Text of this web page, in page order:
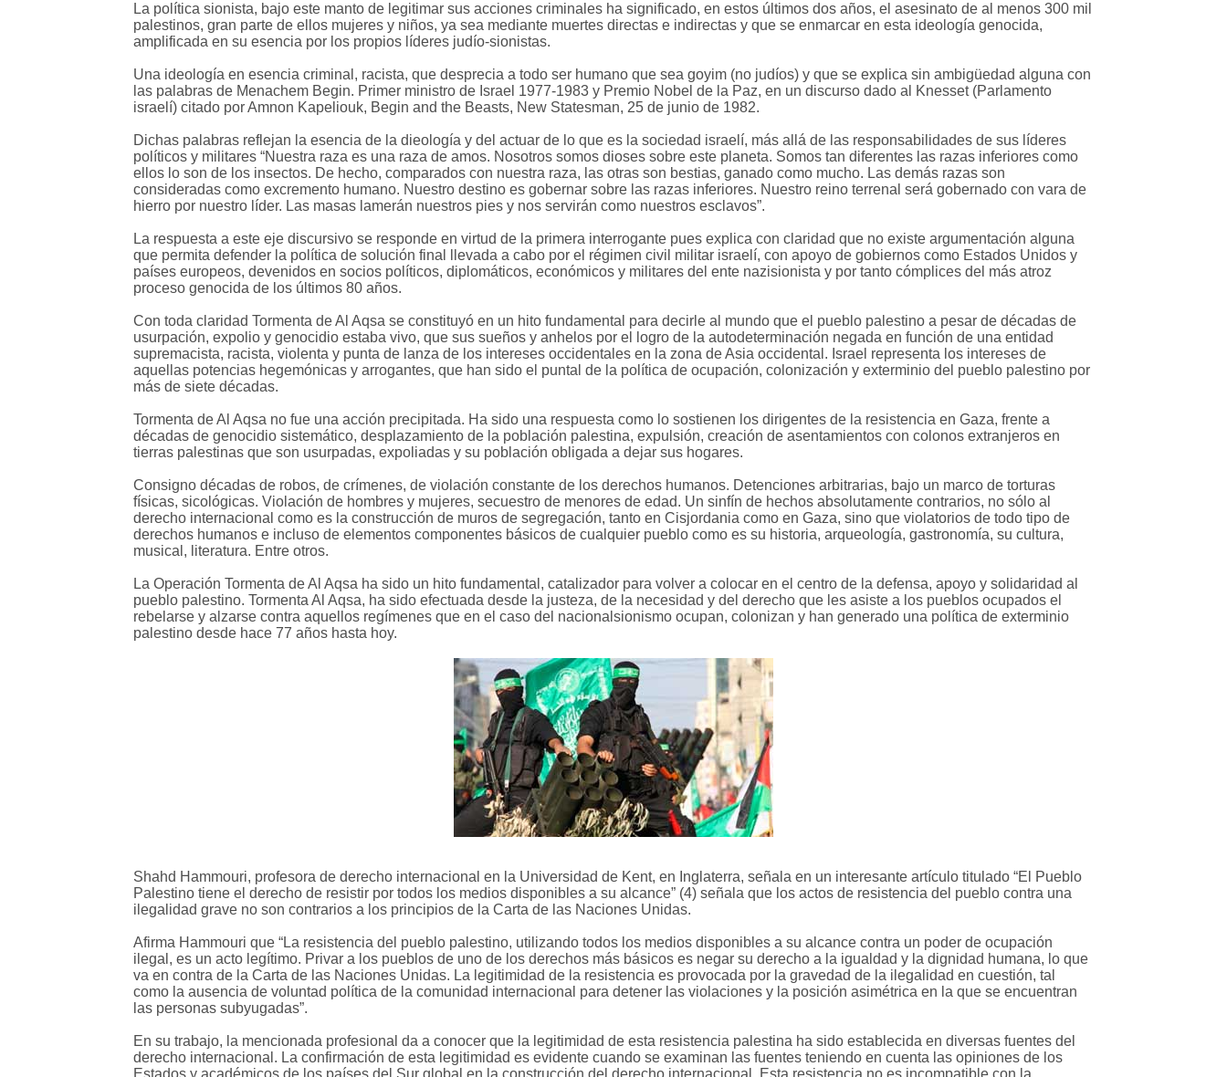
La política sionista, bajo este manto de legitimar sus acciones criminales ha significado, en estos últimos dos años, el asesinato de al menos 300 mil
palestinos, gran parte de ellos mujeres y niños, ya sea mediante muertes directas e indirectas y que se enmarcar en esta ideología genocida,
amplificada en su esencia por los propios líderes judío-sionistas.
Una ideología en esencia criminal, racista, que desprecia a todo ser humano que sea goyim (no judíos) y que se explica sin ambigüedad alguna con
las palabras de Menachem Begin. Primer ministro de Israel 1977-1983 y Premio Nobel de la Paz, en un discurso dado al Knesset (Parlamento
israelí) citado por Amnon Kapeliouk, Begin and the Beasts, New Statesman, 25 de junio de 1982.
Dichas palabras reflejan la esencia de la dieología y del actuar de lo que es la sociedad israelí, más allá de las responsabilidades de sus líderes
políticos y militares “Nuestra raza es una raza de amos. Nosotros somos dioses sobre este planeta. Somos tan diferentes las razas inferiores como
ellos lo son de los insectos. De hecho, comparados con nuestra raza, las otras son bestias, ganado como mucho. Las demás razas son
consideradas como excremento humano. Nuestro destino es gobernar sobre las razas inferiores. Nuestro reino terrenal será gobernado con vara de
hierro por nuestro líder. Las masas lamerán nuestros pies y nos servirán como nuestros esclavos”.
La respuesta a este eje discursivo se responde en virtud de la primera interrogante pues explica con claridad que no existe argumentación alguna
que permita defender la política de solución final llevada a cabo por el régimen civil militar israelí, con apoyo de gobiernos como Estados Unidos y
países europeos, devenidos en socios políticos, diplomáticos, económicos y militares del ente nazisionista y por tanto cómplices del más atroz
proceso genocida de los últimos 80 años.
Con toda claridad Tormenta de Al Aqsa se constituyó en un hito fundamental para decirle al mundo que el pueblo palestino a pesar de décadas de
usurpación, expolio y genocidio estaba vivo, que sus sueños y anhelos por el logro de la autodeterminación negada en función de una entidad
supremacista, racista, violenta y punta de lanza de los intereses occidentales en la zona de Asia occidental. Israel representa los intereses de
aquellas potencias hegemónicas y arrogantes, que han sido el puntal de la política de ocupación, colonización y exterminio del pueblo palestino por
más de siete décadas.
Tormenta de Al Aqsa no fue una acción precipitada. Ha sido una respuesta como lo sostienen los dirigentes de la resistencia en Gaza, frente a
décadas de genocidio sistemático, desplazamiento de la población palestina, expulsión, creación de asentamientos con colonos extranjeros en
tierras palestinas que son usurpadas, expoliadas y su población obligada a dejar sus hogares.
Consigno décadas de robos, de crímenes, de violación constante de los derechos humanos. Detenciones arbitrarias, bajo un marco de torturas
físicas, sicológicas. Violación de hombres y mujeres, secuestro de menores de edad. Un sinfín de hechos absolutamente contrarios, no sólo al
derecho internacional como es la construcción de muros de segregación, tanto en Cisjordania como en Gaza, sino que violatorios de todo tipo de
derechos humanos e incluso de elementos componentes básicos de cualquier pueblo como es su historia, arqueología, gastronomía, su cultura,
musical, literatura. Entre otros.
La Operación Tormenta de Al Aqsa ha sido un hito fundamental, catalizador para volver a colocar en el centro de la defensa, apoyo y solidaridad al
pueblo palestino. Tormenta Al Aqsa, ha sido efectuada desde la justeza, de la necesidad y del derecho que les asiste a los pueblos ocupados el
rebelarse y alzarse contra aquellos regímenes que en el caso del nacionalsionismo ocupan, colonizan y han generado una política de exterminio
palestino desde hace 77 años hasta hoy.
Shahd Hammouri, profesora de derecho internacional en la Universidad de Kent, en Inglaterra, señala en un interesante artículo titulado “El Pueblo
Palestino tiene el derecho de resistir por todos los medios disponibles a su alcance” (4) señala que los actos de resistencia del pueblo contra una
ilegalidad grave no son contrarios a los principios de la Carta de las Naciones Unidas.
Afirma Hammouri que “La resistencia del pueblo palestino, utilizando todos los medios disponibles a su alcance contra un poder de ocupación
ilegal, es un acto legítimo. Privar a los pueblos de uno de los derechos más básicos es negar su derecho a la igualdad y la dignidad humana, lo que
va en contra de la Carta de las Naciones Unidas. La legitimidad de la resistencia es provocada por la gravedad de la ilegalidad en cuestión, tal
como la ausencia de voluntad política de la comunidad internacional para detener las violaciones y la posición asimétrica en la que se encuentran
las personas subyugadas”.
En su trabajo, la mencionada profesional da a conocer que la legitimidad de esta resistencia palestina ha sido establecida en diversas fuentes del
derecho internacional. La confirmación de esta legitimidad es evidente cuando se examinan las fuentes teniendo en cuenta las opiniones de los